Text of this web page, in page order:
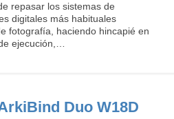
repasar los sistemas de
digitales más habituales
fotografía, haciendo hincapié en
ejecución,…
Duo W18D